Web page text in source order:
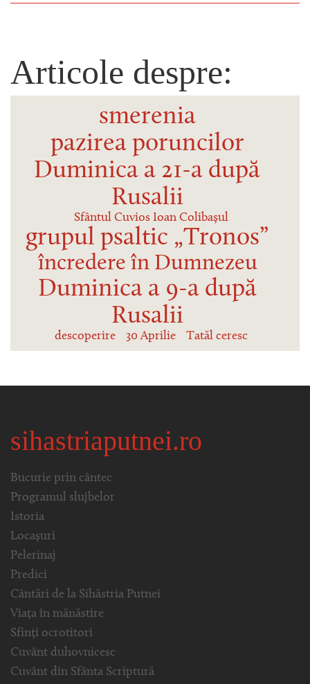
Articole despre:
smerenia
pazirea poruncilor
Duminica a 21-a după
Rusalii
Sfântul Cuvios Ioan Colibașul
grupul psaltic „Tronos”
încredere în Dumnezeu
Duminica a 9-a după
Rusalii
descoperire 30 Aprilie Tatăl ceresc
sihastriaputnei.ro
Bucurie prin cântec
Programul slujbelor
Istoria
Locașuri
Pelerinaj
Predici
Cântări de la Sihăstria Putnei
Viața în mănăstire
Sfinți ocrotitori
Cuvânt duhovnicesc
Cuvânt din Sfânta Scriptură